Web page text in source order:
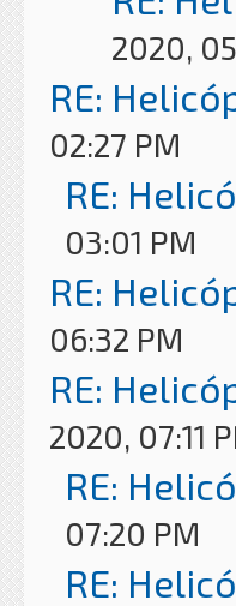
2020,
RE:
02:27 PM
RE:
03:01 PM
RE:
06:32 PM
RE:
2020, 07:11
RE:
07:20 PM
RE: